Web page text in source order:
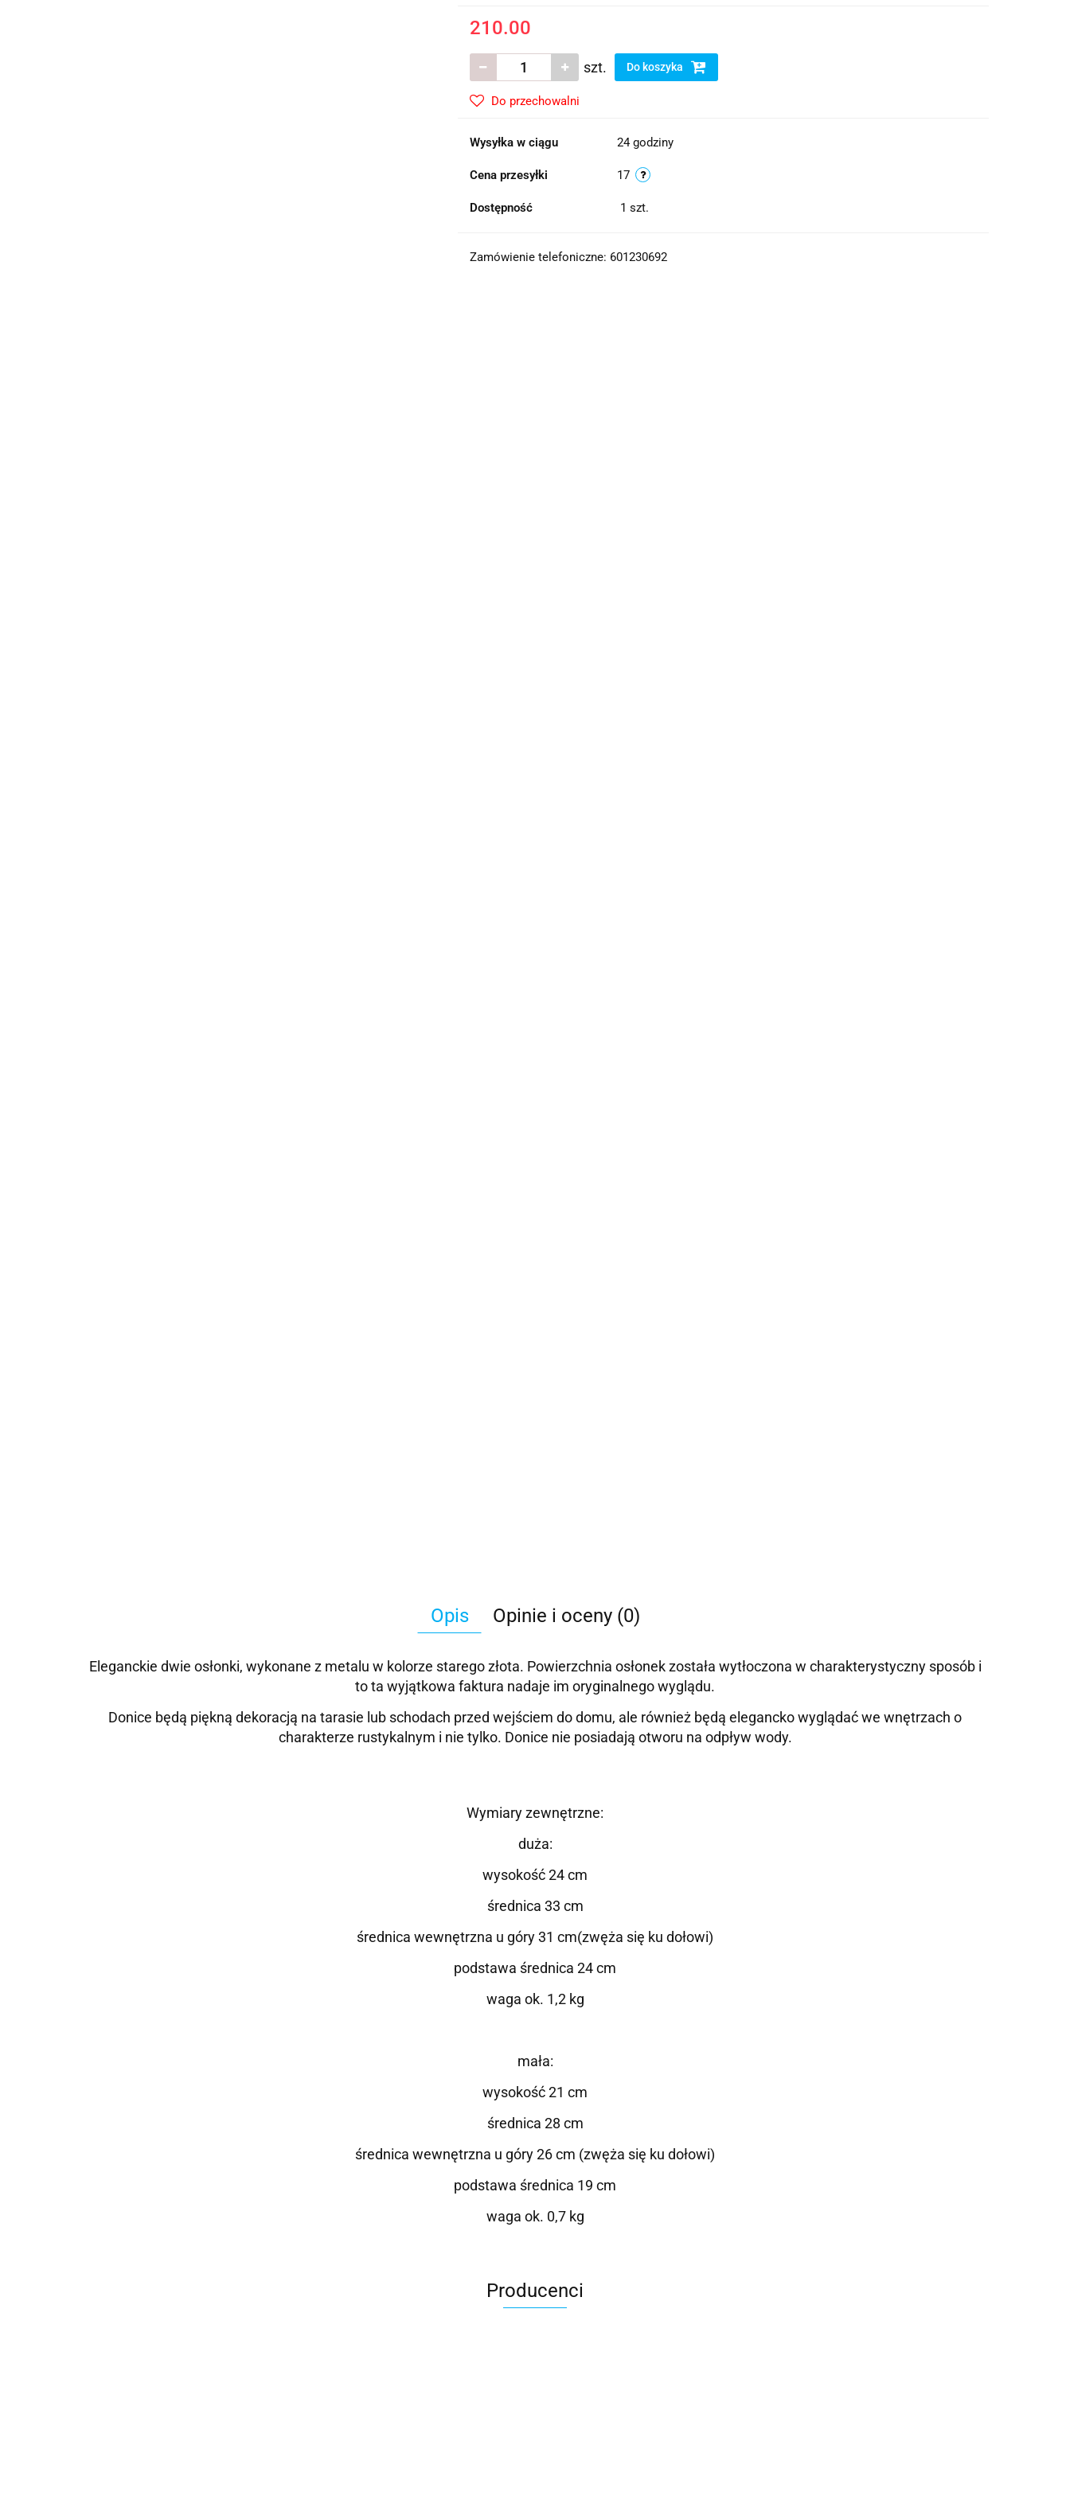
210.00
szt. Do koszyka
Do przechowalni
Wysyłka w ciągu 24 godziny
Cena przesyłki 17
Dostępność 1 szt.
Zamówienie telefoniczne: 601230692
Opis Opinie i oceny (0)
Eleganckie dwie osłonki, wykonane z metalu w kolorze starego złota. Powierzchnia osłonek została wytłoczona w charakterystyczny sposób i
to ta wyjątkowa faktura nadaje im oryginalnego wyglądu.
Donice będą piękną dekoracją na tarasie lub schodach przed wejściem do domu, ale również będą elegancko wyglądać we wnętrzach o
charakterze rustykalnym i nie tylko. Donice nie posiadają otworu na odpływ wody.
Wymiary zewnętrzne:
duża:
wysokość 24 cm
średnica 33 cm
średnica wewnętrzna u góry 31 cm(zwęża się ku dołowi)
podstawa średnica 24 cm
waga ok. 1,2 kg
mała:
wysokość 21 cm
średnica 28 cm
średnica wewnętrzna u góry 26 cm (zwęża się ku dołowi)
podstawa średnica 19 cm
waga ok. 0,7 kg
Producenci